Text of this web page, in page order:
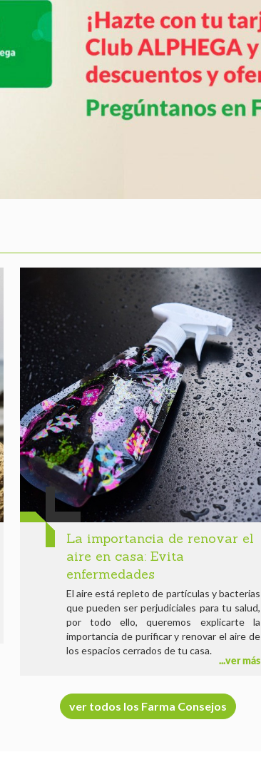
La importancia de renovar el
aire en casa: Evita
enfermedades
El aire está repleto de partículas y bacterias
que pueden ser perjudiciales para tu salud,
por todo ello, queremos explicarte la
importancia de purificar y renovar el aire de
los espacios cerrados de tu casa.
ver más
ver todos los Farma Consejos